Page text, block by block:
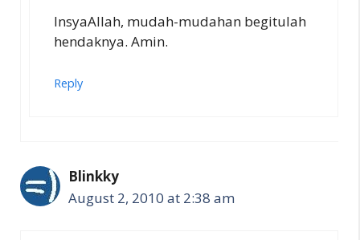
InsyaAllah, mudah-mudahan begitulah
hendaknya. Amin.
Reply
Blinkky
August 2, 2010 at 2:38 am